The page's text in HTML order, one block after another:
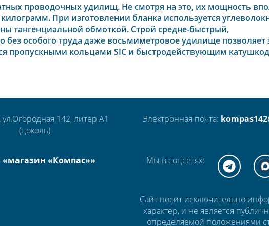
проводочных удилищ. Не смотря на это, их мощность
При изготовлении бланка используется
тангенциальной обмоткой. Строй средне-быстрый,
без особого труда даже восьмиметровое удилище
пропускными кольцами SIC и быстродействующим
ул.Огородная 142, литер А1
(цоколь)
Электронная почта:
«магазин «Компас»» Мы в соцсетях:
Сайт носит исключительно
характер, и не является
определяемой положениями